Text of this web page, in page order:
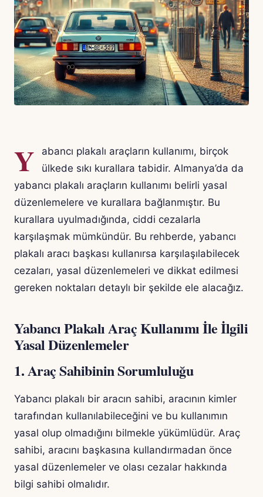
Y
abancı plakalı araçların kullanımı, birçok
ülkede sıkı kurallara tabidir. Almanya’da da
yabancı plakalı araçların kullanımı belirli yasal
düzenlemelere ve kurallara bağlanmıştır. Bu
kurallara uyulmadığında, ciddi cezalarla
karşılaşmak mümkündür. Bu rehberde, yabancı
plakalı aracı başkası kullanırsa karşılaşılabilecek
cezaları, yasal düzenlemeleri ve dikkat edilmesi
gereken noktaları detaylı bir şekilde ele alacağız.
Yabancı Plakalı Araç Kullanımı İle İlgili
Yasal Düzenlemeler
1. Araç Sahibinin Sorumluluğu
Yabancı plakalı bir aracın sahibi, aracının kimler
tarafından kullanılabileceğini ve bu kullanımın
yasal olup olmadığını bilmekle yükümlüdür. Araç
sahibi, aracını başkasına kullandırmadan önce
yasal düzenlemeler ve olası cezalar hakkında
bilgi sahibi olmalıdır.